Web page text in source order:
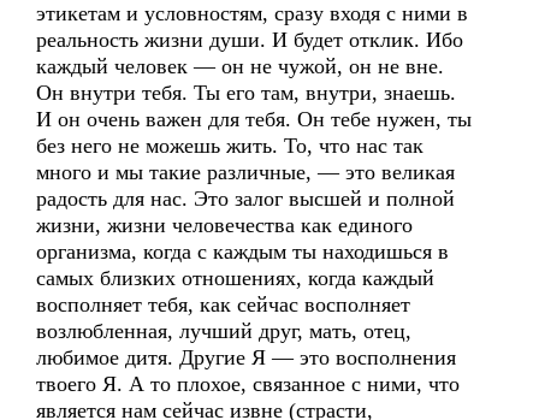
этикетам и условностям, сразу входя с ними в
реальность жизни души. И будет отклик. Ибо
каждый человек — он не чужой, он не вне.
Он внутри тебя. Ты его там, внутри, знаешь.
И он очень важен для тебя. Он тебе нужен, ты
без него не можешь жить. То, что нас так
много и мы такие различные, — это великая
радость для нас. Это залог высшей и полной
жизни, жизни человечества как единого
организма, когда с каждым ты находишься в
самых близких отношениях, когда каждый
восполняет тебя, как сейчас восполняет
возлюбленная, лучший друг, мать, отец,
любимое дитя. Другие Я — это восполнения
твоего Я. А то плохое, связанное с ними, что
является нам сейчас извне (страсти,